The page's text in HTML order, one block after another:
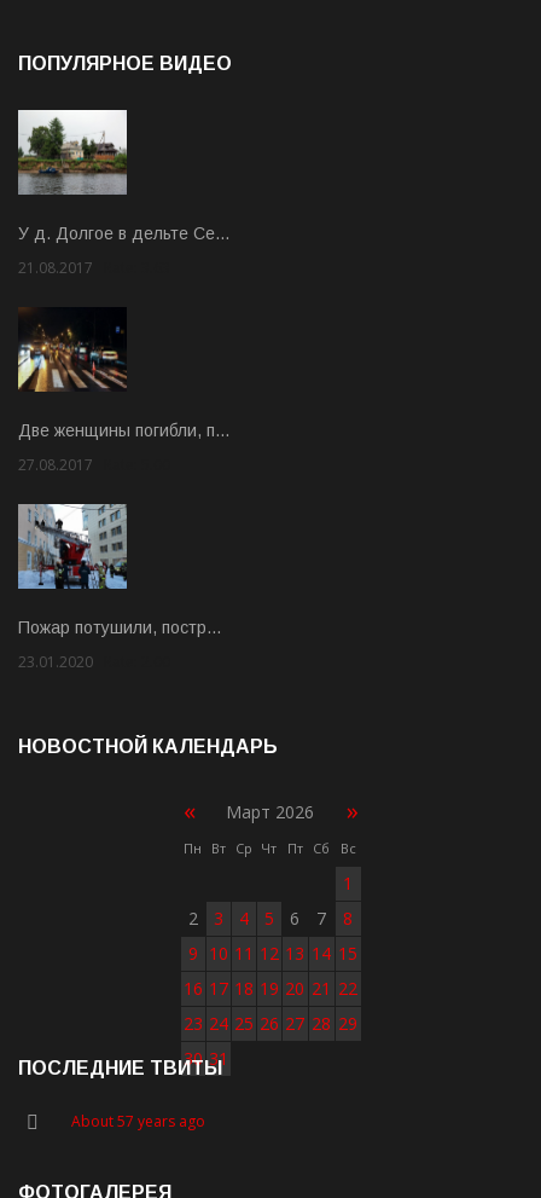
ПОПУЛЯРНОЕ ВИДЕО
У д. Долгое в дельте Се…
21.08.2017
Две женщины погибли, п…
27.08.2017
Пожар потушили, постр…
23.01.2020
НОВОСТНОЙ КАЛЕНДАРЬ
« Март 2026 »
Пн Вт Ср Чт Пт Сб Вс
1
2
3 4 5 6 7
8
9 10 11 12 13 14 15
16 17 18 19 20 21 22
23 24 25 26 27 28 29
30 31
ПОСЛЕДНИЕ ТВИТЫ
About 57 years ago
ФОТОГАЛЕРЕЯ